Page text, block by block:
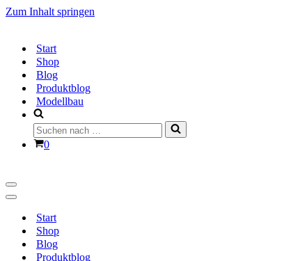
Zum Inhalt springen
Start
Shop
Blog
Produktblog
Modellbau
Suchen
nach …
Warenkorb
0
Navigationsmenü
Navigationsmenü
Start
Shop
Blog
Produktblog